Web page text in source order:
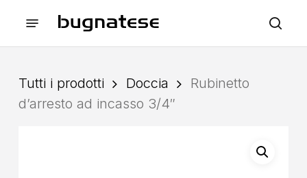
Menu
Tutti i prodotti Doccia
Rubinetto
d’arresto ad incasso 3/4″